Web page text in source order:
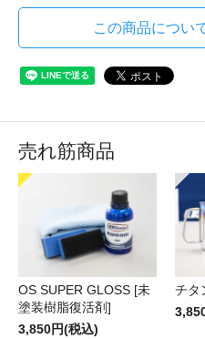
この商品につい
売れ筋商品
OS SUPER GLOSS [未
塗装樹脂復活剤]
3,850円(税込)
チタ